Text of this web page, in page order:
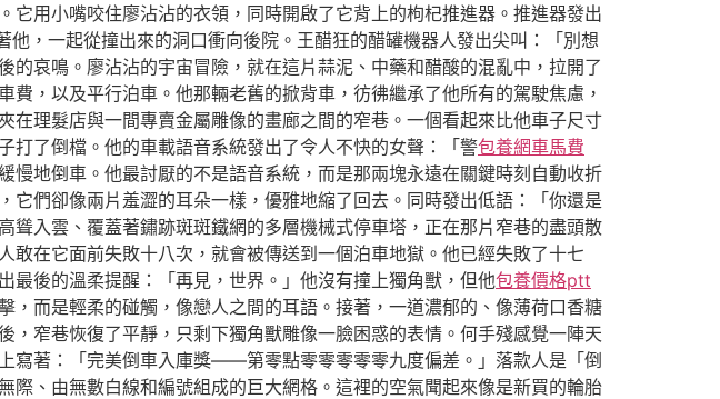
它用小嘴咬住廖沾沾的衣領，同時開啟了它背上的枸杞推進器。推進器發出
，一起從撞出來的洞口衝向後院。王醋狂的醋罐機器人發出尖叫：「別想
哀鳴。廖沾沾的宇宙冒險，就在這片蒜泥、中藥和醋酸的混亂中，拉開了
，以及平行泊車。他那輛老舊的掀背車，彷彿繼承了他所有的駕駛焦慮，
理髮店與一間專賣金屬雕像的畫廊之間的窄巷。一個看起來比他車子尺寸
打了倒檔。他的車載語音系統發出了令人不快的女聲：「警包養網車馬費
地倒車。他最討厭的不是語音系統，而是那兩塊永遠在關鍵時刻自動收折
們卻像兩片羞澀的耳朵一樣，優雅地縮了回去。同時發出低語：「你還是
入雲、覆蓋著鏽跡斑斑鐵網的多層機械式停車塔，正在那片窄巷的盡頭散
在它面前失敗十八次，就會被傳送到一個泊車地獄。他已經失敗了十七
後的溫柔提醒：「再見，世界。」他沒有撞上獨角獸，但他包養價格ptt
而是輕柔的碰觸，像戀人之間的耳語。接著，一道濃郁的、像薄荷口香糖
窄巷恢復了平靜，只剩下獨角獸雕像一臉困惑的表情。何手殘感覺一陣天
寫著：「完美倒車入庫獎——第零點零零零零零九度偏差。」落款人是「倒
際、由無數白線和編號組成的巨大網格。這裡的空氣聞起來像是新買的輪胎